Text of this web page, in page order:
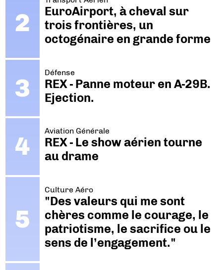
EuroAirport, à cheval sur
trois frontières, un
octogénaire en grande forme
Défense
REX - Panne moteur en A-29B.
Ejection.
Aviation Générale
REX - Le show aérien tourne
au drame
Culture Aéro
"Des valeurs qui me sont
chères comme le courage, le
patriotisme, le sacrifice ou le
sens de l’engagement."